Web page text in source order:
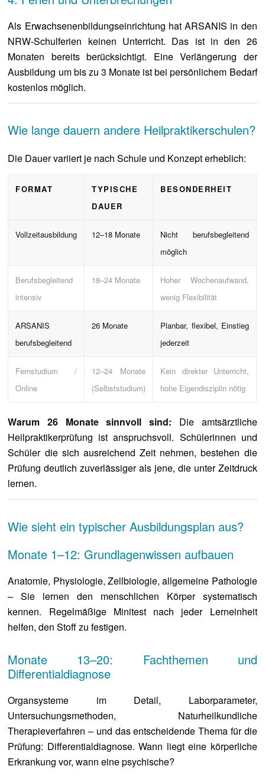
Als Erwachsenenbildungseinrichtung hat ARSANIS in den
NRW-Schulferien keinen Unterricht. Das ist in den 26
Monaten bereits berücksichtigt. Eine Verlängerung der
Ausbildung um bis zu 3 Monate ist bei persönlichem Bedarf
kostenlos möglich.
Wie lange dauern andere Heilpraktikerschulen?
Die Dauer variiert je nach Schule und Konzept erheblich:
FORMAT
TYPISCHE
DAUER
BESONDERHEIT
Vollzeitausbildung 12–18 Monate
Nicht berufsbegleitend
möglich
Berufsbegleitend
intensiv
18–24 Monate
Hoher Wochenaufwand,
wenig Flexibilität
ARSANIS
berufsbegleitend
26 Monate
Planbar, flexibel, Einstieg
jederzeit
Fernstudium /
Online
12–24 Monate
(Selbststudium)
Kein direkter Unterricht,
hohe Eigendisziplin nötig
Warum 26 Monate sinnvoll sind: Die amtsärztliche
Heilpraktikerprüfung ist anspruchsvoll. Schülerinnen und
Schüler die sich ausreichend Zeit nehmen, bestehen die
Prüfung deutlich zuverlässiger als jene, die unter Zeitdruck
lernen.
Wie sieht ein typischer Ausbildungsplan aus?
Monate 1–12: Grundlagenwissen aufbauen
Anatomie, Physiologie, Zellbiologie, allgemeine Pathologie
– Sie lernen den menschlichen Körper systematisch
kennen. Regelmäßige Minitest nach jeder Lerneinheit
helfen, den Stoff zu festigen.
Monate 13–20: Fachthemen und
Differentialdiagnose
Organsysteme im Detail, Laborparameter,
Untersuchungsmethoden, Naturheilkundliche
Therapieverfahren – und das entscheidende Thema für die
Prüfung: Differentialdiagnose. Wann liegt eine körperliche
Erkrankung vor, wann eine psychische?